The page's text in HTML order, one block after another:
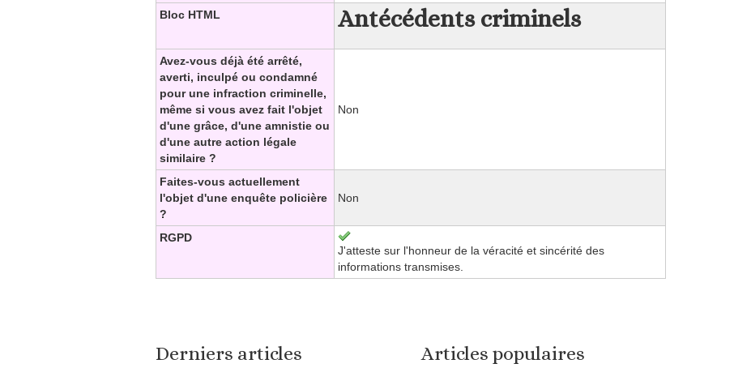
Bloc HTML Antécédents criminels
Avez-vous déjà été arrêté,
averti, inculpé ou condamné
pour une infraction criminelle,
même si vous avez fait l'objet
d'une grâce, d'une amnistie ou
d'une autre action légale
similaire ?
Non
Faites-vous actuellement
l'objet d'une enquête policière
?
Non
RGPD
J'atteste sur l'honneur de la véracité et sincérité des
informations transmises.
Derniers articles Articles populaires